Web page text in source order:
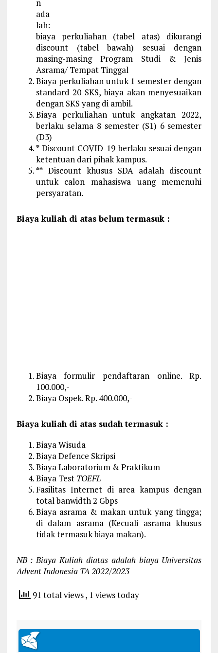
n
ada
lah:
biaya perkuliahan (tabel atas) dikurangi
discount (tabel bawah) sesuai dengan
masing-masing Program Studi & Jenis
Asrama/ Tempat Tinggal
Biaya perkuliahan untuk 1 semester dengan
standard 20 SKS, biaya akan menyesuaikan
dengan SKS yang di ambil.
Biaya perkuliahan untuk angkatan 2022,
berlaku selama 8 semester (S1) 6 semester
(D3)
*Discount COVID-19 berlaku sesuai dengan
ketentuan dari pihak kampus.
**Discount khusus SDA adalah discount
untuk calon mahasiswa uang memenuhi
persyaratan.
Biaya kuliah di atas belum termasuk :
Biaya formulir pendaftaran online. Rp.
100.000,-
Biaya Ospek. Rp. 400.000,-
Biaya kuliah di atas sudah termasuk :
Biaya Wisuda
Biaya Defence Skripsi
Biaya Laboratorium & Praktikum
Biaya Test TOEFL
Fasilitas Internet di area kampus dengan
total banwidth 2 Gbps
Biaya asrama & makan untuk yang tingga;
di dalam asrama (Kecuali asrama khusus
tidak termasuk biaya makan).
NB : Biaya Kuliah diatas adalah biaya Universitas
Advent Indonesia TA 2022/2023
91 total views, 1 views today